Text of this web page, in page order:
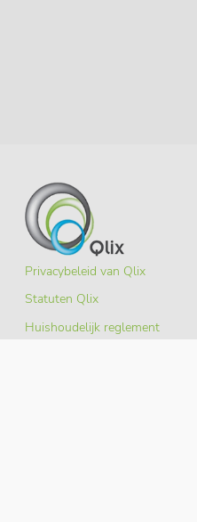
Privacybeleid van Qlix
Statuten Qlix
Huishoudelijk reglement